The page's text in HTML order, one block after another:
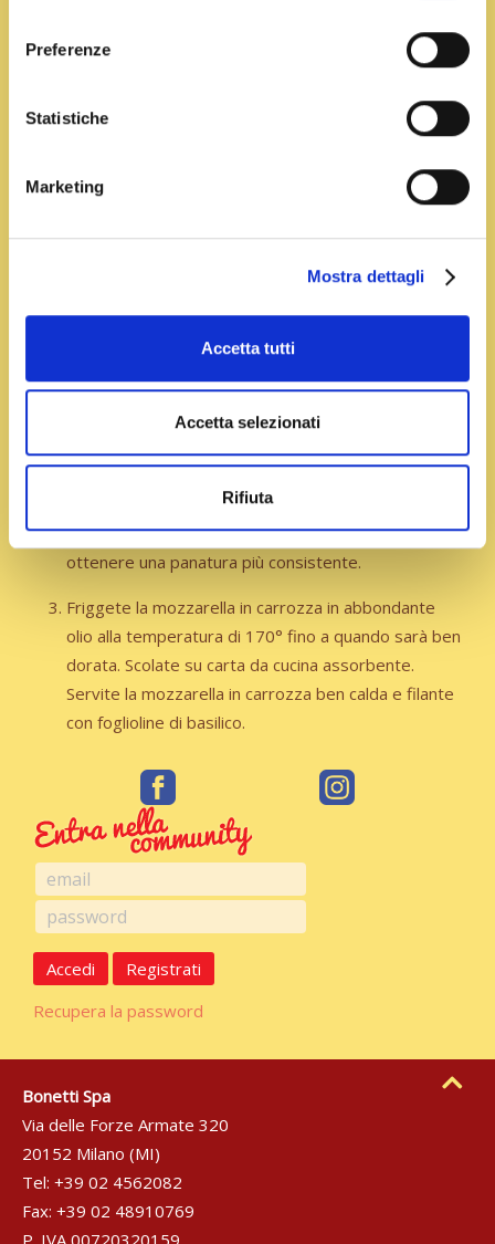
Preferenze
Statistiche
Marketing
Mostra dettagli
Accetta tutti
Accetta selezionati
Rifiuta
2 uova
1 pomodoro ramato
Tagliate la mozzarella a fette di 1 cm, sistematele
sopra una fetta di pancarrè, aggiungete i pomodori
sbattuto, in cui avrai disciolto lo zafferano, e poi nel
pangrattato. Ripetete l’operazione 2 volte per
ottenere una panatura più consistente.
Friggete la mozzarella in carrozza in abbondante
olio alla temperatura di 170° fino a quando sarà ben
dorata. Scolate su carta da cucina assorbente.
Servite la mozzarella in carrozza ben calda e filante
con foglioline di basilico.
Accedi
Registrati
Recupera la password
Bonetti Spa
Via delle Forze Armate 320
20152 Milano (MI)
Tel: +39 02 4562082
Fax: +39 02 48910769
P. IVA 00720320159